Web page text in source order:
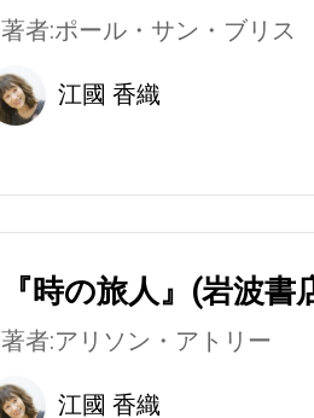
著者:ポール・サン・ブリス
江國 香織
『時の旅人』(岩波書
著者:アリソン・アトリー
江國 香織